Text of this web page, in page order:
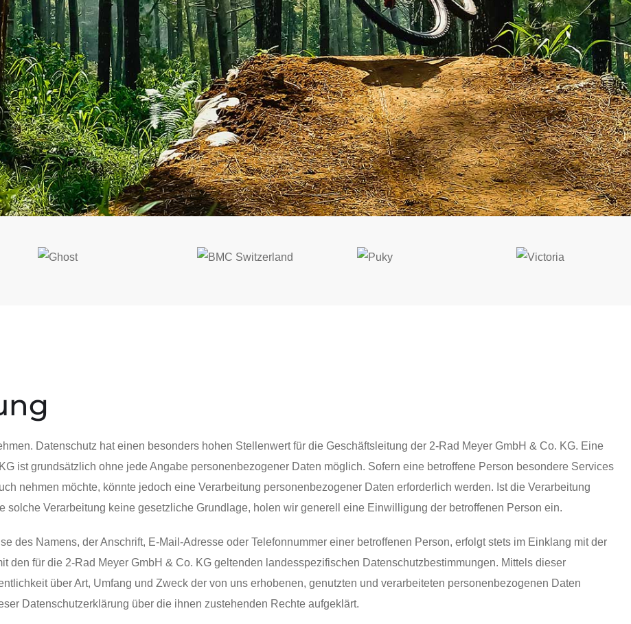
Datenschutz hat einen besonders hohen Stellenwert für die Geschäftsleitung der 2-Rad Meyer GmbH & Co. KG. Eine
ist grundsätzlich ohne jede Angabe personenbezogener Daten möglich. Sofern eine betroffene Person besondere Services
nehmen möchte, könnte jedoch eine Verarbeitung personenbezogener Daten erforderlich werden. Ist die Verarbeitung
solche Verarbeitung keine gesetzliche Grundlage, holen wir generell eine Einwilligung der betroffenen Person ein.
des Namens, der Anschrift, E-Mail-Adresse oder Telefonnummer einer betroffenen Person, erfolgt stets im Einklang mit der
den für die 2-Rad Meyer GmbH & Co. KG geltenden landesspezifischen Datenschutzbestimmungen. Mittels dieser
über Art, Umfang und Zweck der von uns erhobenen, genutzten und verarbeiteten personenbezogenen Daten
Datenschutzerklärung über die ihnen zustehenden Rechte aufgeklärt.